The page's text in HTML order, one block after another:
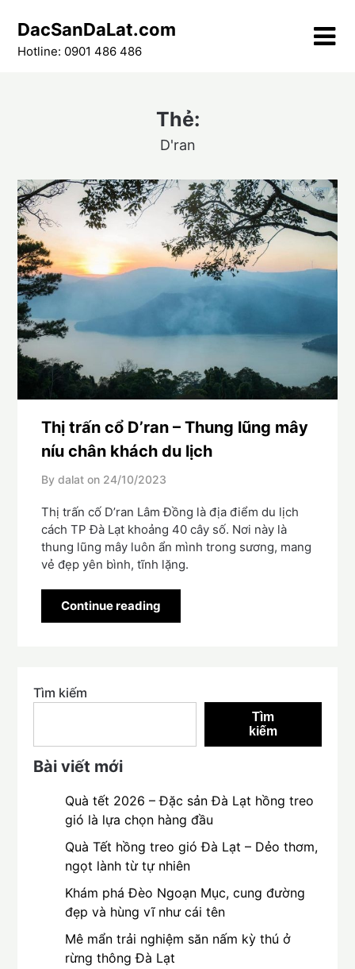
content
DacSanDaLat.com
Hotline: 0901 486 486
Thẻ:
D'ran
Thị trấn cổ D’ran – Thung lũng mây
níu chân khách du lịch
By dalat on 24/10/2023
Thị trấn cố D’ran Lâm Đồng là địa điểm du lịch
cách TP Đà Lạt khoảng 40 cây số. Nơi này là
thung lũng mây luôn ẩn mình trong sương, mang
vẻ đẹp yên bình, tĩnh lặng.
Continue reading
Tìm kiếm
Tìm
kiếm
Bài viết mới
Quà tết 2026 – Đặc sản Đà Lạt hồng treo
gió là lựa chọn hàng đầu
Quà Tết hồng treo gió Đà Lạt – Dẻo thơm,
ngọt lành từ tự nhiên
Khám phá Đèo Ngoạn Mục, cung đường
đẹp và hùng vĩ như cái tên
Mê mẩn trải nghiệm săn nấm kỳ thú ở
rừng thông Đà Lạt